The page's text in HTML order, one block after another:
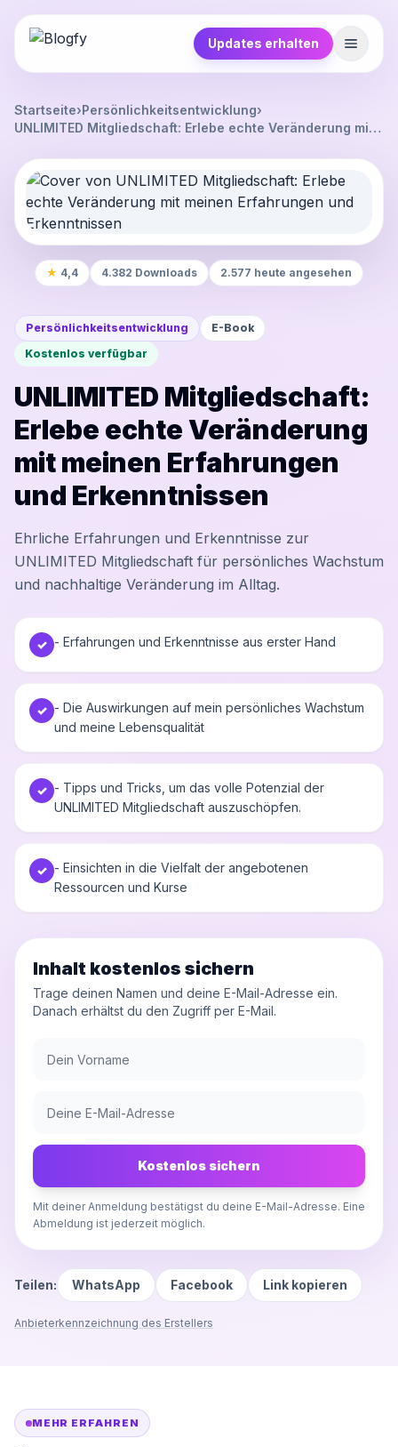
Updates erhalten
Startseite›Persönlichkeitsentwicklung›
UNLIMITED Mitgliedschaft: Erlebe echte Veränderung mit
★ 4,4 4.382 Downloads 2.577 heute angesehen
Persönlichkeitsentwicklung
E-Book
Kostenlos verfügbar
UNLIMITED Mitgliedschaft:
Erlebe echte Veränderung
mit meinen Erfahrungen
und Erkenntnissen
Ehrliche Erfahrungen und Erkenntnisse zur
UNLIMITED Mitgliedschaft für persönliches Wachstum
und nachhaltige Veränderung im Alltag.
✓ - Erfahrungen und Erkenntnisse aus erster Hand
✓ - Die Auswirkungen auf mein persönliches Wachstum
und meine Lebensqualität
✓ - Tipps und Tricks, um das volle Potenzial der
UNLIMITED Mitgliedschaft auszuschöpfen.
✓ - Einsichten in die Vielfalt der angebotenen
Ressourcen und Kurse
Inhalt kostenlos sichern
Trage deinen Namen und deine E-Mail-Adresse ein.
Danach erhältst du den Zugriff per E-Mail.
Kostenlos sichern
Mit deiner Anmeldung bestätigst du deine E-Mail-Adresse. Eine
Abmeldung ist jederzeit möglich.
Teilen: WhatsApp Facebook Link kopieren
Anbieterkennzeichnung des Erstellers
MEHR ERFAHREN